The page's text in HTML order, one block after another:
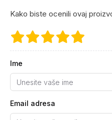
Kako biste ocenili ovaj
Ime
Email adresa